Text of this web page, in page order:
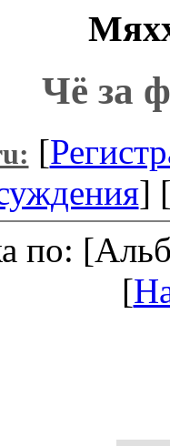
Чё за
[
]
по:
[